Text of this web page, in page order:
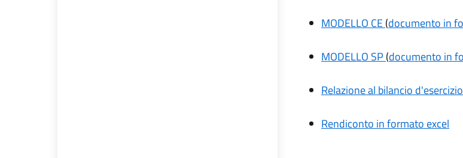
MODELLO CE(documento in
MODELLO SP (documento in
Relazione al bilancio
Rendiconto in formato excel